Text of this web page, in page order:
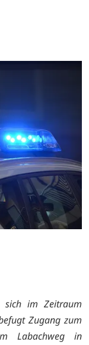
sich im Zeitraum
Zugang zum
Labachweg in